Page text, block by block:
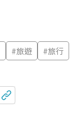
#旅遊 #旅行